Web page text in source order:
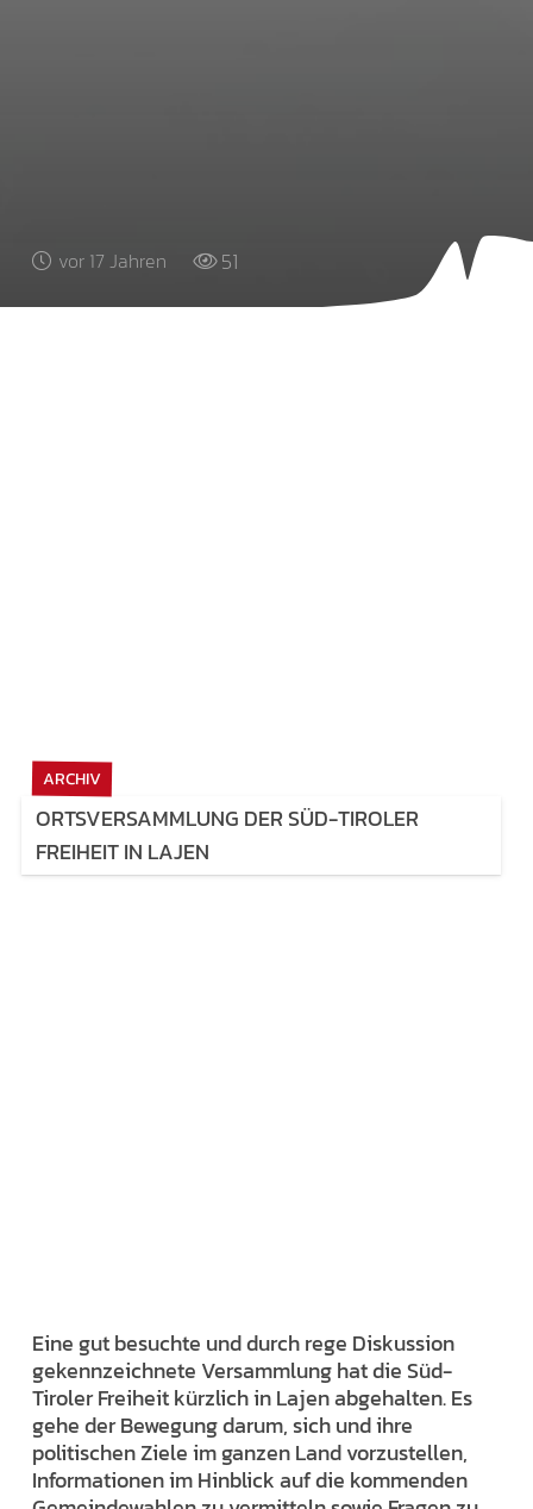
vor 17 Jahren 51
ARCHIV
ORTSVERSAMMLUNG DER SÜD-TIROLER
FREIHEIT IN LAJEN
Eine gut besuchte und durch rege Diskussion
gekennzeichnete Versammlung hat die Süd-
Tiroler Freiheit kürzlich in Lajen abgehalten. Es
gehe der Bewegung darum, sich und ihre
politischen Ziele im ganzen Land vorzustellen,
Informationen im Hinblick auf die kommenden